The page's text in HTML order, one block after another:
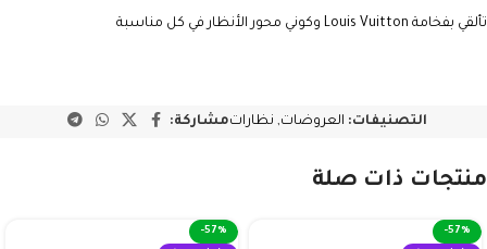
تألقي بفخامة Louis Vuitton وكوني محور الأنظار في كل مناسبة
التصنيفات: العروضات, نظاراتمشاركة:
منتجات ذات صلة
-57%
-57%